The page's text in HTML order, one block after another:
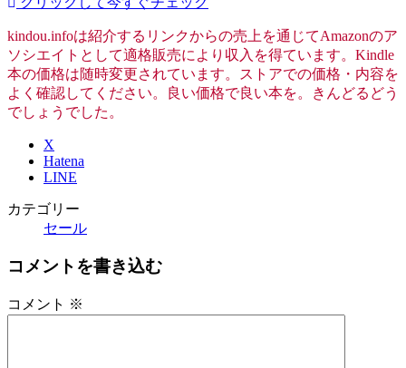
kindou.infoは紹介するリンクからの売上を通じてAmazonのア
ソシエイトとして適格販売により収入を得ています。Kindle
本の価格は随時変更されています。ストアでの価格・内容を
よく確認してください。良い価格で良い本を。きんどるどう
でしょうでした。
X
Hatena
LINE
カテゴリー
セール
コメントを書き込む
コメント ※